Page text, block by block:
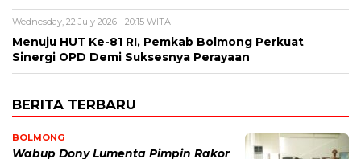
Wednesday, 22 July 2026 - 20:15 WITA
Menuju HUT Ke-81 RI, Pemkab Bolmong Perkuat
Sinergi OPD Demi Suksesnya Perayaan
BERITA TERBARU
BOLMONG
Wabup Dony Lumenta Pimpin Rakor